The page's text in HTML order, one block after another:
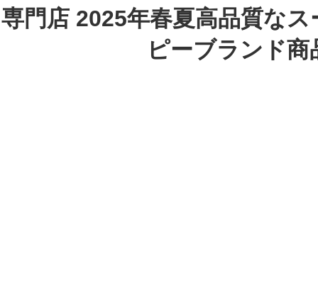
専門店 2025年春夏高品質な
ピーブランド